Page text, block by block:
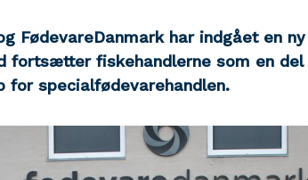
FødevareDanmark har indgået en
fortsætter fiskehandlerne som en del
specialfødevarehandlen.